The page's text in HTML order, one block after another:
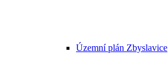
Územní plán Zbyslavice